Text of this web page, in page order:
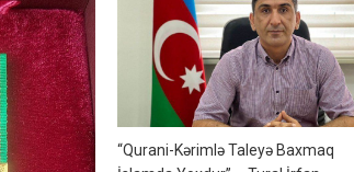
“Qurani-Kərimlə Taleyə Baxmaq